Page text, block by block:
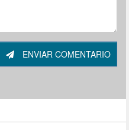
ENVIAR COMENTARIO